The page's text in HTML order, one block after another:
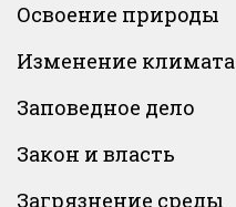
Освоение природы
Изменение климата
Заповедное дело
Закон и власть
Загрязнение среды